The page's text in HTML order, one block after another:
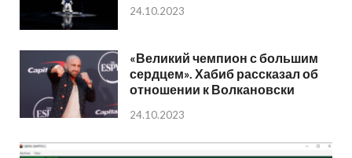
24.10.2023
«Великий чемпион с большим
сердцем». Хабиб рассказал об
отношении к Волкановски
24.10.2023